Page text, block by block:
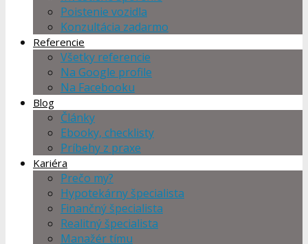
Poistenie vozidla
Konzultácia zadarmo
Referencie
Všetky referencie
Na Google profile
Na Facebooku
Blog
Články
Ebooky, checklisty
Príbehy z praxe
Kariéra
Prečo my?
Hypotekárny špecialista
Finančný špecialista
Realitný špecialista
Manažér tímu